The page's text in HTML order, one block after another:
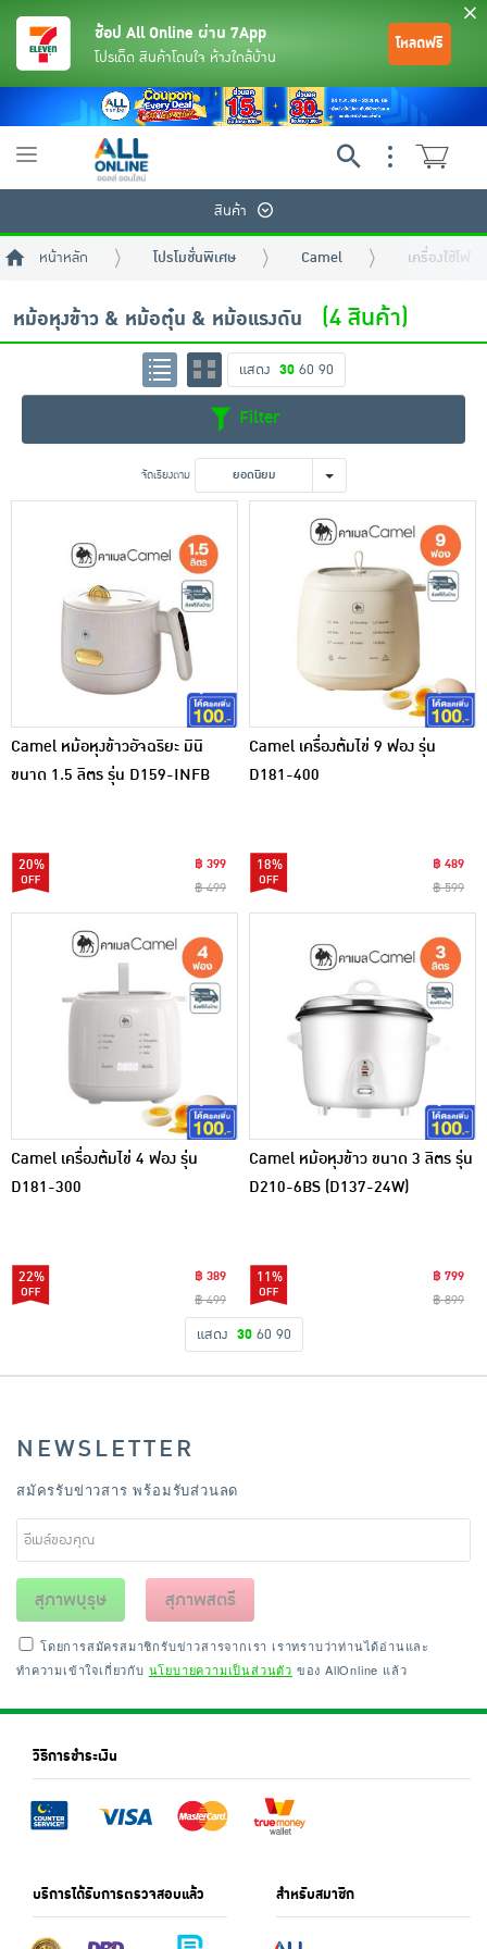
ขนมขบเคี้ยว และช็อคโกแลต
อาหารสด ผัก ผลไม้และเบเกอรี่
ช้อป All Online ผ่าน 7App
โปรเด็ด สินค้าโดนใจ ห้างใกล้บ้าน
โหลดฟรี
Toggle
สินค้า
หน้าหลัก โปรโมชั่นพิเศษ Camel เครื่องใช้ไฟฟ้
หม้อหุงข้าว & หม้อตุ๋น & หม้อแรงดัน (4 สินค้า)
แสดง 30 60 90
Filter
จัดเรียงตาม ยอดนิยม
Camel หม้อหุงข้าวอัจฉริยะ มินิ
ขนาด 1.5 ลิตร รุ่น D159-INFB
20%
฿ 399
฿ 499
Camel เครื่องต้มไข่ 9 ฟอง รุ่น
D181-400
18%
฿ 489
฿ 599
Camel เครื่องต้มไข่ 4 ฟอง รุ่น
D181-300
22%
฿ 389
฿ 499
Camel หม้อหุงข้าว ขนาด 3 ลิตร รุ่น
D210-6BS (D137-24W)
11%
฿ 799
฿ 899
แสดง 30 60 90
NEWSLETTER
สมัครรับข่าวสาร พร้อมรับส่วนลด
สุภาพบุรุษ สุภาพสตรี
โดยการสมัครสมาชิกรับข่าวสารจากเรา เราทราบว่าท่านได้อ่านและ
ทำความเข้าใจเกี่ยวกับ นโยบายความเป็นส่วนตัว ของ AllOnline แล้ว
วิธีการชำระเงิน
บริการได้รับการตรวจสอบแล้ว สำหรับสมาชิก